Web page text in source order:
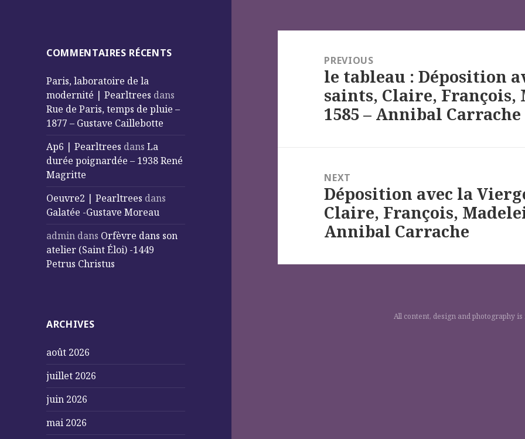
COMMENTAIRES RÉCENTS
Paris, laboratoire de la
modernité | Pearltrees dans
Rue de Paris, temps de pluie –
1877 – Gustave Caillebotte
Ap6 | Pearltrees dansLa
durée poignardée – 1938 René
Magritte
Oeuvre2 | Pearltrees dans
Galatée -Gustave Moreau
admin dans Orfèvre dans son
atelier (Saint Éloi) -1449
Petrus Christus
ARCHIVES
août 2026
juillet 2026
juin 2026
mai 2026
l’article
PREVIOUS
Previous
post:
le tableau : Déposition
saints, Claire, François,
1585 – Annibal Carrache
NEXT
Next
post:
Déposition avec la
Claire, François,
Annibal Carrache
All content, design and photography